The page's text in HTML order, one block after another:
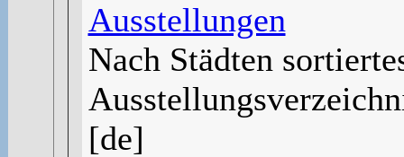
Ausstellungen
Nach Städten
[de]